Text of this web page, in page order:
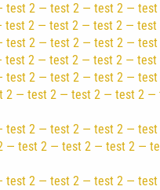
2 — test 2 — test 2 —
2 — test 2 — test 2 —
2 — test 2 — test 2 —
2 — test 2 — test 2 —
2 — test 2 — test 2 —
— test 2 — test 2 — test 2
2 — test 2 — test 2 —
test 2 — test 2 — test 2 —
2 — test 2 — test 2 —